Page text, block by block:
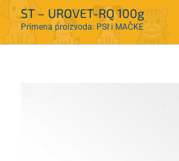
ST – UROVET-RQ 100g
Primena proizvoda: PSI i MAČKE